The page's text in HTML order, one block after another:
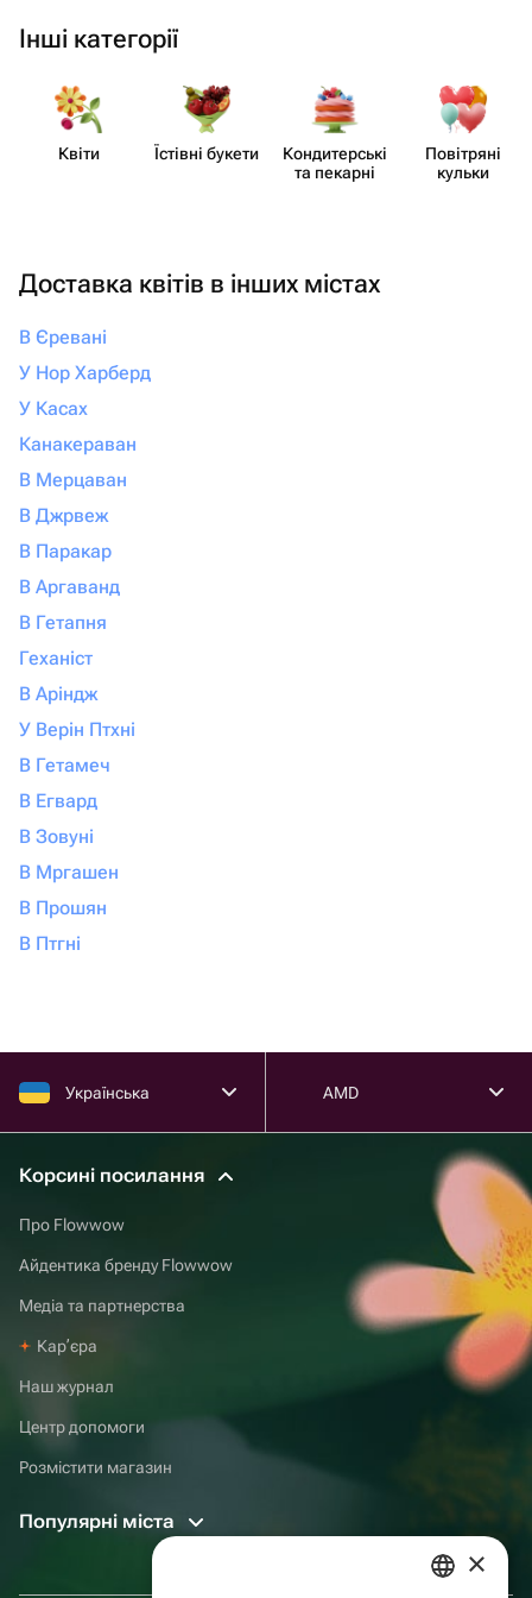
Інші категорії
Квіти Їстівні букети
Кондит​ерські
та пекарні
Повітряні
кульки
Доставка квітів в інших містах
В Єревані
У Нор Харберд
У Касах
Канакераван
В Мерцаван
В Джрвеж
В Паракар
В Аргаванд
В Гетапня
Геханіст
В Аріндж
У Верін Птхні
В Гетамеч
В Егвард
В Зовуні
В Мргашен
В Прошян
В Птгні
Українська AMD
Корсині посилання
Про Flowwow
Айдентика бренду Flowwow
Медіа та партнерства
Карʼєра
Наш журнал
Центр допомоги
Розмістити магазин
Популярні міста
×